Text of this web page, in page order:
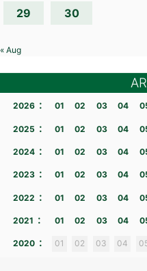
29 30
« Aug
2026 : 01 02 03 04
2025 : 01 02 03 04
2024 : 01 02 03 04
2023 : 01 02 03 04
2022 : 01 02 03 04
2021 : 01 02 03 04
2020 : 01 02 03 04